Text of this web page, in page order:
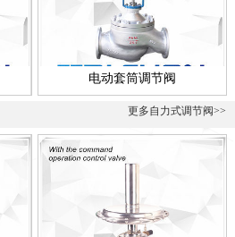
电动套筒调节阀
更多自力式调节阀>>